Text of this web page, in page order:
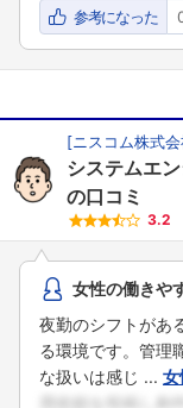
参考になった
[ニスコム株式会
システムエ
の口コミ
3.2
女性の働きや
夜勤のシフトがあ
る環境です。管理
な扱いは感じ ... 女